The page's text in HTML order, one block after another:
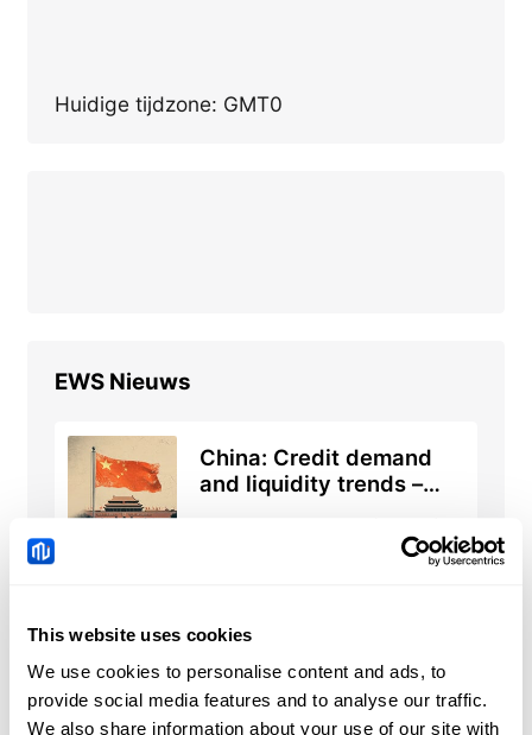
This website uses cookies
We use cookies to personalise content and ads, to
provide social media features and to analyse our traffic.
We also share information about your use of our site with
Huidige tijdzone: GMT0
EWS Nieuws
China: Credit demand
and liquidity trends –
trade holds with bullish
tone against US Dollar –
UOB
2026-08-08 05:12:00 (GMT+0)